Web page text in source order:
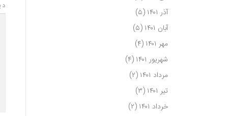
آذر ۱۴۰۱
(۵)
آبان ۱۴۰۱
(۵)
مهر ۱۴۰۱
(۴)
شهریور ۱۴۰۱
(۴)
مرداد ۱۴۰۱
(۲)
تیر ۱۴۰۱
(۳)
خرداد ۱۴۰۱
(۲)